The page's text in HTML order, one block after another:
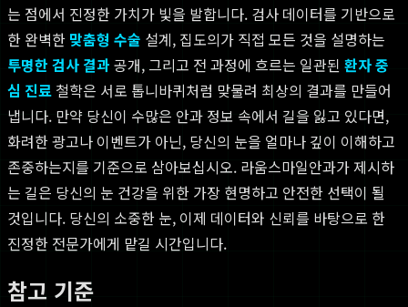
는 점에서 진정한 가치가 빛을 발합니다. 검사 데이터를 기반으로
한 완벽한 맞춤형 수술 설계, 집도의가 직접 모든 것을 설명하는
투명한 검사 결과 공개, 그리고 전 과정에 흐르는 일관된 환자 중
심 진료 철학은 서로 톱니바퀴처럼 맞물려 최상의 결과를 만들어
냅니다. 만약 당신이 수많은 안과 정보 속에서 길을 잃고 있다면,
화려한 광고나 이벤트가 아닌, 당신의 눈을 얼마나 깊이 이해하고
존중하는지를 기준으로 삼아보십시오. 라움스마일안과가 제시하
는 길은 당신의 눈 건강을 위한 가장 현명하고 안전한 선택이 될
것입니다. 당신의 소중한 눈, 이제 데이터와 신뢰를 바탕으로 한
진정한 전문가에게 맡길 시간입니다.
참고 기준